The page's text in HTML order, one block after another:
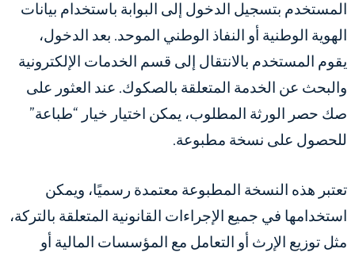
المستخدم بتسجيل الدخول إلى البوابة باستخدام بيانات
الهوية الوطنية أو النفاذ الوطني الموحد. بعد الدخول،
يقوم المستخدم بالانتقال إلى قسم الخدمات الإلكترونية
والبحث عن الخدمة المتعلقة بالصكوك. عند العثور على
صك حصر الورثة المطلوب، يمكن اختيار خيار “طباعة”
للحصول على نسخة مطبوعة.
تعتبر هذه النسخة المطبوعة معتمدة رسميًا، ويمكن
استخدامها في جميع الإجراءات القانونية المتعلقة بالتركة،
مثل توزيع الإرث أو التعامل مع المؤسسات المالية أو